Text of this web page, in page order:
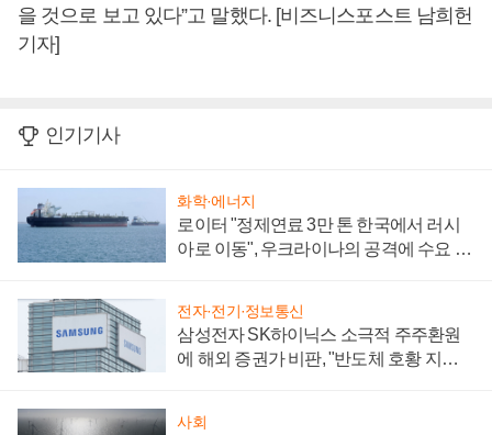
을 것으로 보고 있다”고 말했다. [비즈니스포스트 남희헌
기자]
인기기사
화학·에너지
로이터 "정제연료 3만 톤 한국에서 러시
아로 이동", 우크라이나의 공격에 수요 늘
전자·전기·정보통신
삼성전자 SK하이닉스 소극적 주주환원
에 해외 증권가 비판, "반도체 호황 지속
사회